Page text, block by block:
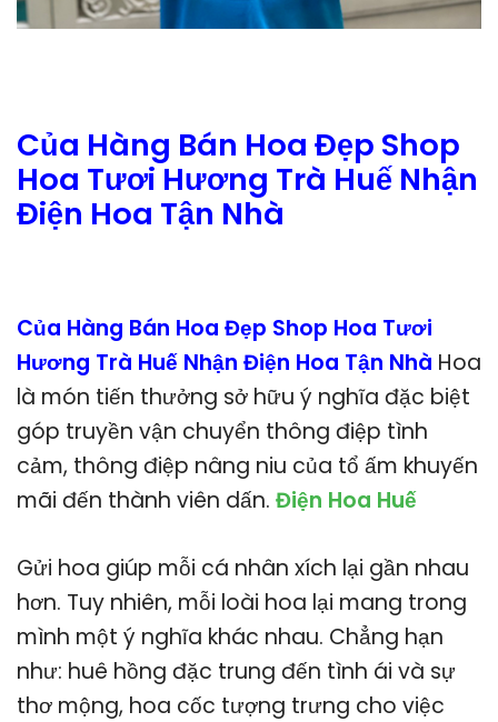
Của Hàng Bán Hoa Đẹp Shop
Hoa Tươi Hương Trà Huế Nhận
Điện Hoa Tận Nhà
Của Hàng Bán Hoa Đẹp Shop Hoa Tươi
Hương Trà Huế Nhận Điện Hoa Tận Nhà Hoa
là món tiến thưởng sở hữu ý nghĩa đặc biệt
góp truyền vận chuyển thông điệp tình
cảm, thông điệp nâng niu của tổ ấm khuyến
mãi đến thành viên dấn. Điện Hoa Huế
Gửi hoa giúp mỗi cá nhân xích lại gần nhau
hơn. Tuy nhiên, mỗi loài hoa lại mang trong
mình một ý nghĩa khác nhau. Chẳng hạn
như: huê hồng đặc trung đến tình ái và sự
thơ mộng, hoa cốc tượng trưng cho việc